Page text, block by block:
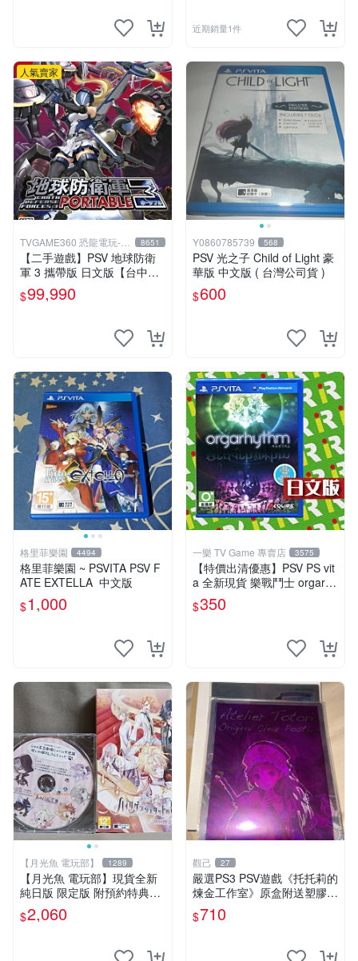
近期銷量1件
人氣賣家
TVGAME360 恐龍電玩-台
中店
8651
【二手遊戲】PSV 地球防衛
軍 3 攜帶版 日文版【台中恐
龍電玩】
$99,990
Y0860785739 568
PSV 光之子 Child of Light 豪
華版 中文版 ( 台灣公司貨 )
$600
格里菲樂園 4494
格里菲樂園 ~ PSVITA PSV F
ATE EXTELLA 中文版
$1,000
一樂 TV Game 專賣店 3575
【特價出清優惠】PSV PS vit
a 全新現貨 樂戰鬥士 orgarhy
thm 亞日版 日文版【一樂電
玩】
$350
【月光魚 電玩部】 1289
【月光魚 電玩部】現貨全新
純日版 限定版 附預約特典CD
PSV 海利肯施塔特之歌 限定
版 純日版
$2,060
觀己 27
嚴選PS3 PSV遊戲《托托莉的
煉金工作室》原盒附送塑膠海
報，未開封收藏版 托托莉 爐
石 工作室
$710